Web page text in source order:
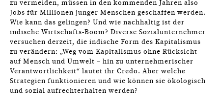
zu vermeiden, müssen in den kommenden Jahren also
Jobs für Millionen junger Menschen geschaffen werden.
Wie kann das gelingen? Und wie nachhaltig ist der
indische Wirtschafts-Boom? Diverse Sozialunternehmer
versuchen derzeit, die indische Form des Kapitalismus
zu verändern: „Weg vom Kapitalismus ohne Rücksicht
auf Mensch und Umwelt – hin zu unternehmerischer
Verantwortlichkeit“ lautet ihr Credo. Aber welche
Strategien funktionieren und wie können sie ökologisch
und sozial aufrechterhalten werden?